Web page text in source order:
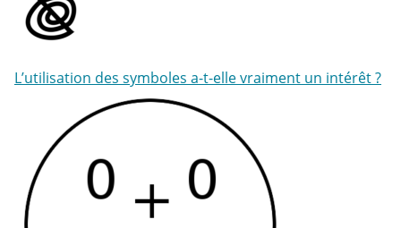
L’utilisation des symboles a-t-elle vraiment un intérêt ?